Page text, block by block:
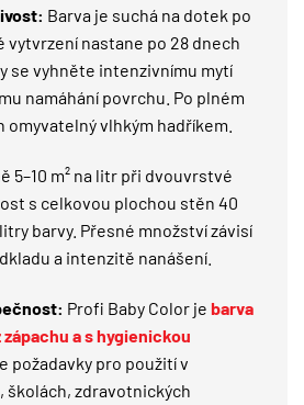
Barva je suchá na dotek po
vytvrzení nastane po 28 dnech
se vyhněte intenzivnímu mytí
namáhání povrchu. Po plném
vlhkým hadříkem.
5–10 m² na litr při dvouvrstvé
s celkovou plochou stěn 40
barvy. Přesné množství závisí
a intenzitě nanášení.
Profi Baby Color je barva
a s hygienickou
požadavky pro použití v
školách, zdravotnických